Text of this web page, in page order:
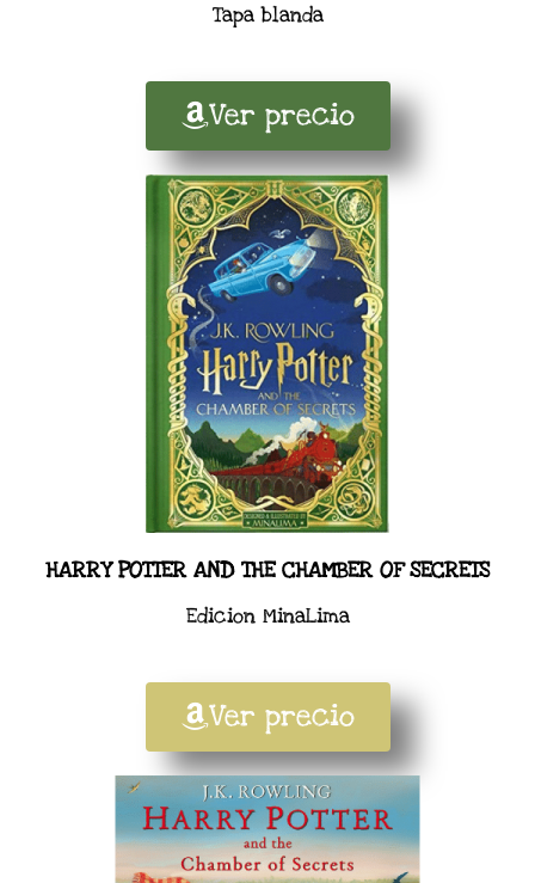
Tapa blanda
Ver precio
HARRY POTTER AND THE CHAMBER OF SECRETS
Edicion MinaLima
Ver precio